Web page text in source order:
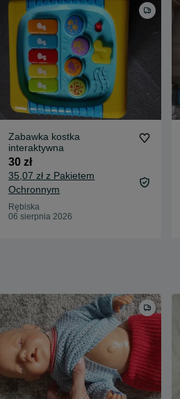
Zabawka kostka
interaktywna
30 zł
35,07 zł z Pakietem
Ochronnym
Rębiska
06 sierpnia 2026